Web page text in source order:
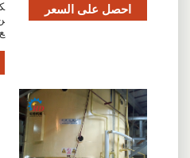
احصل على السعر
ع